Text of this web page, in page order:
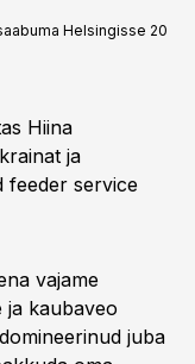
Helsingisse 20
Hiina
ja
feeder service
vajame
ja kaubaveo
juba